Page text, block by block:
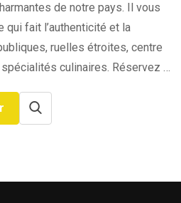
de notre pays. Il vous
qui fait l’authenticité et la
ruelles étroites, centre
culinaires. Réservez …